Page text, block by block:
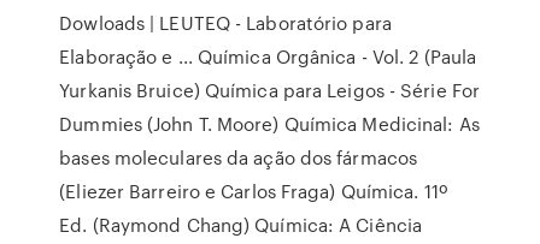
Dowloads | LEUTEQ - Laboratório para
Elaboração e ... Química Orgânica - Vol. 2 (Paula
Yurkanis Bruice) Química para Leigos - Série For
Dummies (John T. Moore) Química Medicinal: As
bases moleculares da ação dos fármacos
(Eliezer Barreiro e Carlos Fraga) Química. 11º
Ed. (Raymond Chang) Química: A Ciência